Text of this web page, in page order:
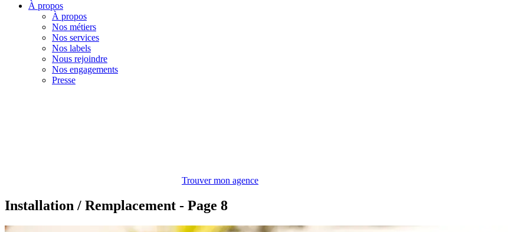
À propos
À propos
Nos métiers
Nos services
Nos labels
Nous rejoindre
Nos engagements
Presse
Trouver mon agence
Installation / Remplacement - Page 8